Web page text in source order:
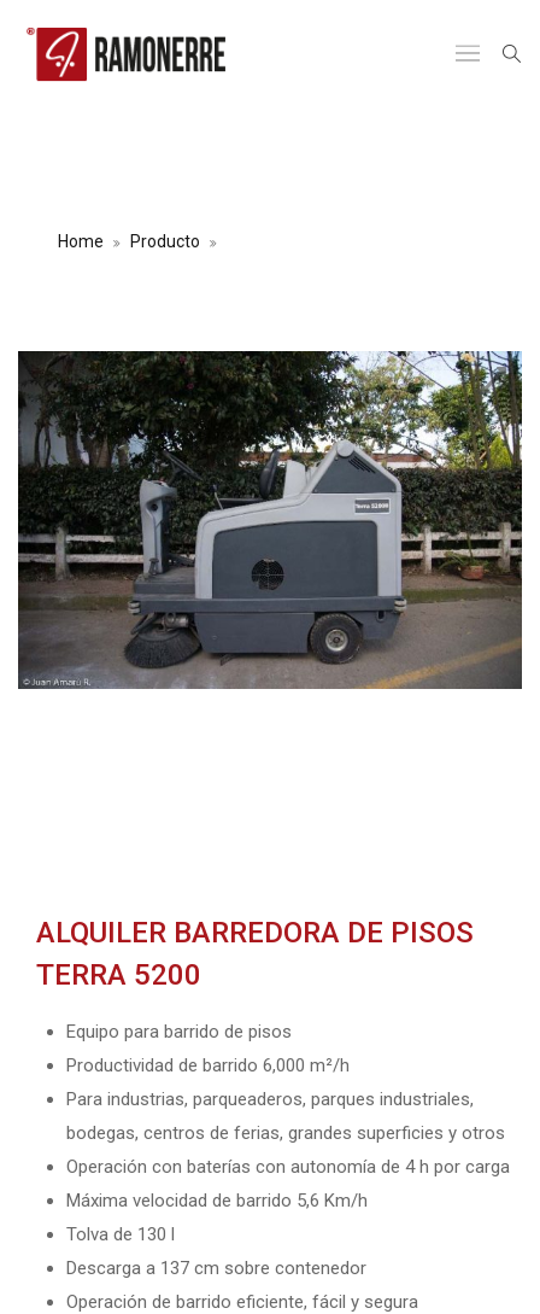
Home Producto
ALQUILER BARREDORA DE PISOS
TERRA 5200
Equipo para barrido de pisos
Productividad de barrido 6,000 m²/h
Para industrias, parqueaderos, parques industriales,
bodegas, centros de ferias, grandes superficies y otros
Operación con baterías con autonomía de 4 h por carga
Máxima velocidad de barrido 5,6 Km/h
Tolva de 130 l
Descarga a 137 cm sobre contenedor
Operación de barrido eficiente, fácil y segura